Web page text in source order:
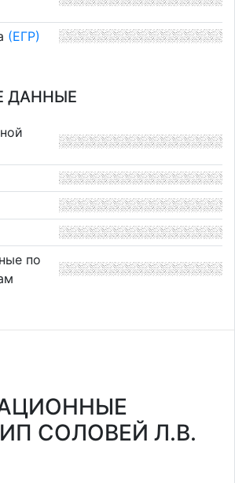
(ЕГР)
ДАННЫЕ
по
СОЛОВЕЙ Л.В.